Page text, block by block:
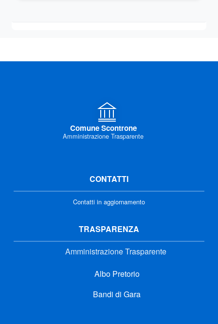
Comune Scontrone
Amministrazione Trasparente
CONTATTI
Contatti in aggiornamento
TRASPARENZA
Amministrazione Trasparente
Albo Pretorio
Bandi di Gara